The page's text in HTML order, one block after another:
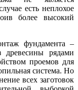
есть неплохое
более высокий
фундамента –
рядами
проемов для
система. Но
всех заготовок